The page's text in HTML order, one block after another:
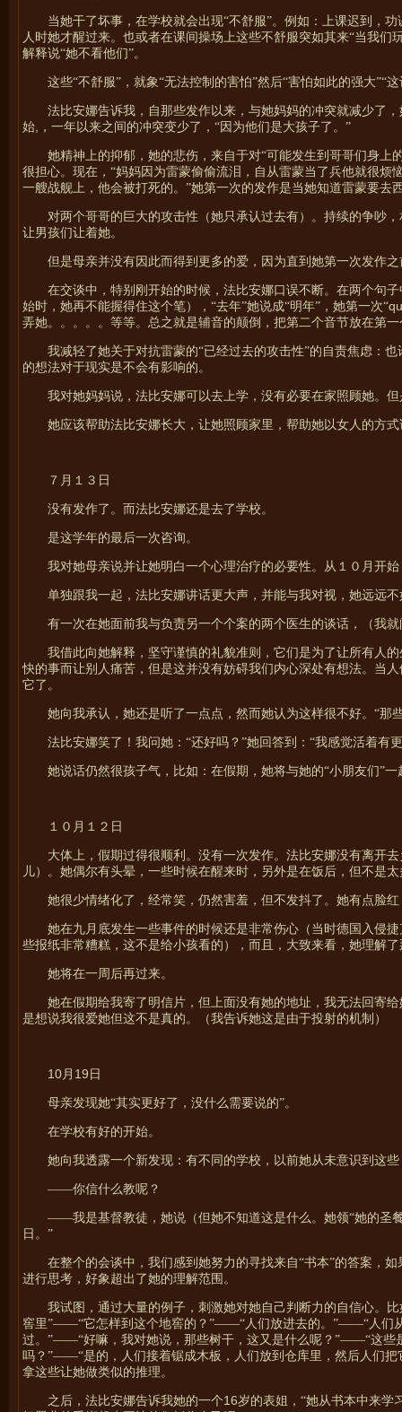
当她干了坏事，在学校就会出现“不舒服”。例如：上课迟到，
人时她才醒过来。也或者在课间操场上这些不舒服突如其来“当我
解释说“她不看他们”。
这些“不舒服”，就象“无法控制的害怕”然后“害怕如此的强大”“
法比安娜告诉我，自那些发作以来，与她妈妈的冲突就减少了
始
，一年以来之间的冲突变少了，“因为他们是大孩子了。”
她精神上的抑郁，她的悲伤，来自于对“可能发生到哥哥们身
很担心。现在，“妈妈因为雷蒙偷偷流泪，自从雷蒙当了兵他就很
一艘战舰上，他会被打死的。”她第一次的发作是当她知道雷蒙要
对两个哥哥的巨大的攻击性（她只承认过去有）。持续的争吵
让男孩们让着她。
但是母亲并没有因此而得到更多的爱，因为直到她第一次发作
在交谈中，特别刚开始的时候，法比安娜口误不断。在两个句子
始时，她再不能握得住这个笔），“去年”她说成“明年”，她第一次“
弄她。。。。。等等。总之就是辅音的颠倒，把第二个音节放在第
我减轻了她关于对抗雷蒙的“已经过去的攻击性”的自责焦虑：
的想法对于现实是不会有影响的。
我对她妈妈说，法比安娜可以去上学，没有必要在家照顾她。
她应该帮助法比安娜长大，让她照顾家里，帮助她以女人的方
７月１３日
没有发作了。而法比安娜还是去了学校。
是这学年的最后一次咨询。
我对她母亲说并让她明白一个心理治疗的必要性。从１０月开
单独跟我一起，法比安娜讲话更大声，并能与我对视，她远远
有一次在她面前我与负责另一个个案的两个医生的谈话，（我
我借此向她解释，坚守谨慎的礼貌准则，它们是为了让所有人
快的事而让别人痛苦，但是这并没有妨碍我们内心深处有想法。当
它了。
她向我承认，她还是听了一点点，然而她认为这样很不好。“
法比安娜笑了！我问她：“还好吗？”她回答到：“我感觉活着有
她说话仍然很孩子气，比如：在假期，她将与她的“小朋友们”
１０月１２日
大体上，假期过得很顺利。没有一次发作。法比安娜没有离开
儿）。她偶尔有头晕，一些时候在醒来时，另外是在饭后，但不是
她很少情绪化了，经常笑，仍然害羞，但不发抖了。她有点脸
她在九月底发生一些事件的时候还是非常伤心（当时德国入侵
些报纸非常糟糕，这不是给小孩看的），而且，大致来看，她理解
她将在一周后再过来。
她在假期给我寄了明信片，但上面没有她的地址，我无法回寄
是想说我很爱她但这不是真的。（我告诉她这是由于投射的机制）
10月 19 日
母亲发现她“其实更好了，没什么需要说的”。
在学校有好的开始。
她向我透露一个新发现：有不同的学校，以前她从未意识到这
——你信什么教呢？
——我是基督教徒，她说（但她不知道这是什么。她领“她的圣
日。”
在整个的会谈中，我们感到她努力的寻找来自“书本”的答案，
进行思考，好象超出了她的理解范围。
我试图，通过大量的例子，刺激她对她自己判断力的自信心
窖里”——“它怎样到这个地窖的？”——“人们放进去的。”——“人们
过。”——“好嘛，我对她说，那些树干，这又是什么呢？”——“这
吗？”——“是的，人们接着锯成木板，人们放到仓库里，然后人们
拿这些让她做类似的推理。
之后，法比安娜告诉我她的一个16岁的表姐，“她从书本中来学